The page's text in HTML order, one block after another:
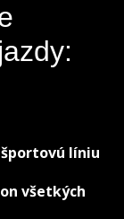
líniu
všetkých